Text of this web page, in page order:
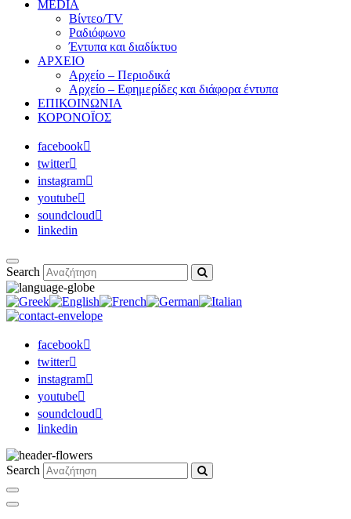
MEDIA
Βίντεο/TV
Ραδιόφωνο
Έντυπα και διαδίκτυο
ΑΡΧΕΙΟ
Αρχείο – Περιοδικά
Αρχείο – Εφημερίδες και διάφορα έντυπα
ΕΠΙΚΟΙΝΩΝΙΑ
ΚΟΡΟΝΟΪΟΣ
facebook
twitter
instagram
youtube
soundcloud
linkedin
Search
facebook
twitter
instagram
youtube
soundcloud
linkedin
Search